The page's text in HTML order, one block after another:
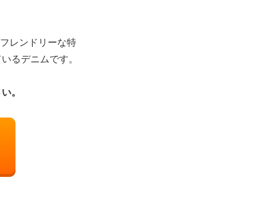
レンドリーな特
るデニムです。
。